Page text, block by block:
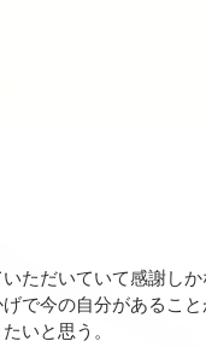
ただいていて感謝しか
で今の自分があること
いと思う。